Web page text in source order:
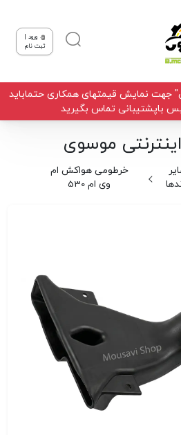
ورود |
ثبت نام
جهت نمایش قیمتهای همکاری حتماباید
باپشتیبانی تماس بگیرید
موسوی
خرطومی هواکش ام
وی ام 530